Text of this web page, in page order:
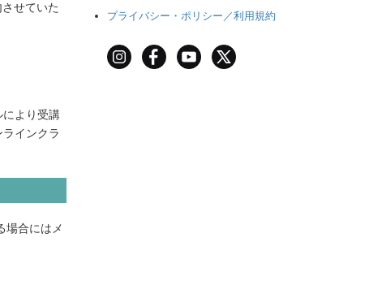
せていた
により受講
インクラ
場合にはメ
プライバシー・ポリシー／利用規約